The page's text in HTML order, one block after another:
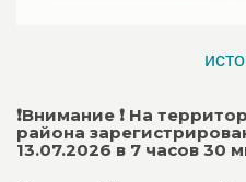
❗️Внимание ❗️ На
района
13.07.2026 в 7 часов 30